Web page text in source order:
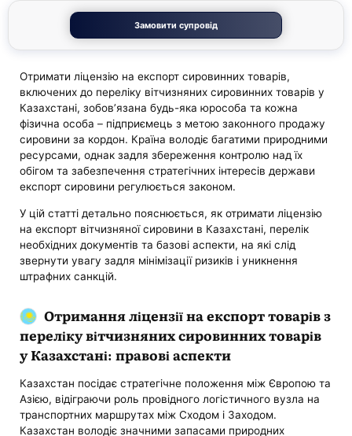
Замовити супровід
Отримати ліцензію на експорт сировинних товарів,
включених до переліку вітчизняних сировинних товарів у
Казахстані, зобов’язана будь-яка юрособа та кожна
фізична особа – підприємець з метою законного продажу
сировини за кордон. Країна володіє багатими природними
ресурсами, однак задля збереження контролю над їх
обігом та забезпечення стратегічних інтересів держави
експорт сировини регулюється законом.
У цій статті детально пояснюється, як отримати ліцензію
на експорт вітчизняної сировини в Казахстані, перелік
необхідних документів та базові аспекти, на які слід
звернути увагу задля мінімізації ризиків і уникнення
штрафних санкцій.
Отримання ліцензії на експорт товарів з
переліку вітчизняних сировинних товарів
у Казахстані: правові аспекти
Казахстан посідає стратегічне положення між Європою та
Азією, відіграючи роль провідного логістичного вузла на
транспортних маршрутах між Сходом і Заходом.
Казахстан володіє значними запасами природних